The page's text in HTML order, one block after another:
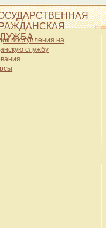
поступления на
службу